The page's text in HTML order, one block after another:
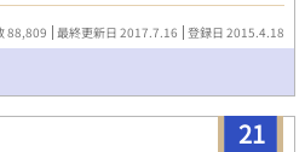
あり
88,809 最終更新日 2017.7.16 登録日 2015.4.18
21